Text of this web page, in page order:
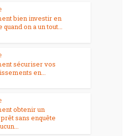
bien investir en
quand on a un tout...
sécuriser vos
en...
obtenir un
sans enquête